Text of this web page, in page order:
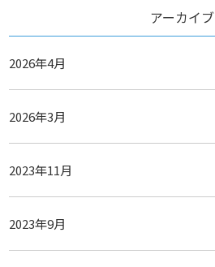
アーカイブ
2026年4月
2026年3月
2023年11月
2023年9月